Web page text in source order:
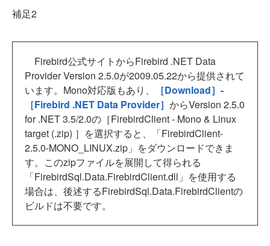
補足2
Firebird公式サイトからFirebird .NET Data
Provider Version 2.5.0が2009.05.22から提供されて
います。Mono対応版もあり、
［Download］-
［Firebird .NET Data Provider］ からVersion 2.5.0
for .NET 3.5/2.0の［FirebirdClient - Mono & Linux
target (.zip) ］を選択すると、「FirebirdClient-
2.5.0-MONO_LINUX.zip」をダウンロードできま
す。このzipファイルを展開して得られる
「FirebirdSql.Data.FirebirdClient.dll」を使用する
場合は、後述するFirebirdSql.Data.FirebirdClientの
ビルドは不要です。